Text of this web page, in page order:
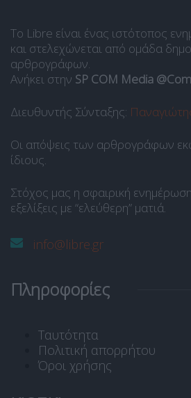
Το Libre είναι ένας ιστότοπος
και στελεχώνεται από ομάδα
αρθρογράφων.
Ανήκει στην SP COM Media
Διευθυντής Σύνταξης:
Οι απόψεις των αρθρογράφων
ίδιους.
Στόχος μας η σφαιρική ενημέρωση
εξελίξεις με “ελεύθερη” ματιά.
info@libre.gr
Πληροφορίες
Ταυτότητα
Πολιτική απορρήτου
Όροι χρήσης